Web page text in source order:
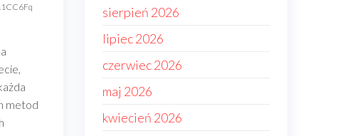
metod
sierpień 2026
lipiec 2026
czerwiec 2026
maj 2026
kwiecień 2026